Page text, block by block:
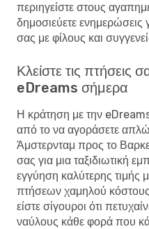
περιηγείστε στους
δημοσιεύετε ενημερώσεις
σας με φίλους και
Κλείστε τις πτήσεις
eDreams σήμερα
Η κράτηση με την
από το να αγοράσετε
Άμστερνταμ προς το
σας για μια ταξιδιωτική
εγγύηση καλύτερης τιμής
πτήσεων χαμηλού κόστους
είστε σίγουροι ότι
ναύλους κάθε φορά που